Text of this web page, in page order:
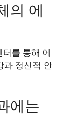
의 에
를 통해 에
과 정신적 안
에는